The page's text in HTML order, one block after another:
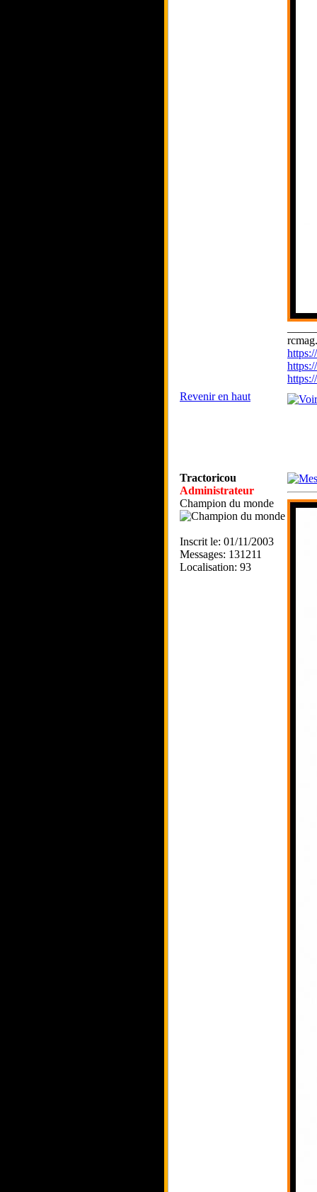
Revenir en haut
Tractoricou
Administrateur
Champion du monde
Inscrit le: 01/11/2003
Messages: 131211
Localisation: 93